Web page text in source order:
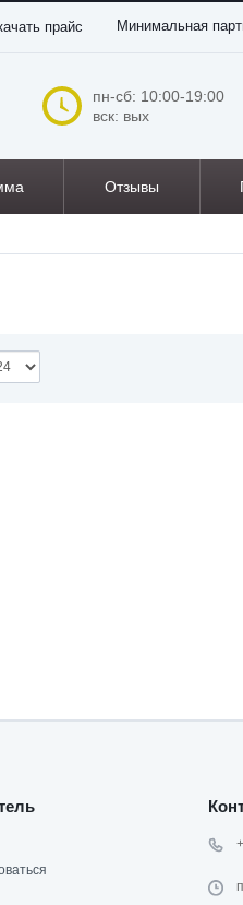
прайс Минимальная
пн-сб: 10:00-19:00
вск: вых
Отзывы